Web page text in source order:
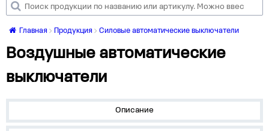
Главная Продукция Силовые автоматические выключатели
Воздушные автоматические
выключатели
Описание